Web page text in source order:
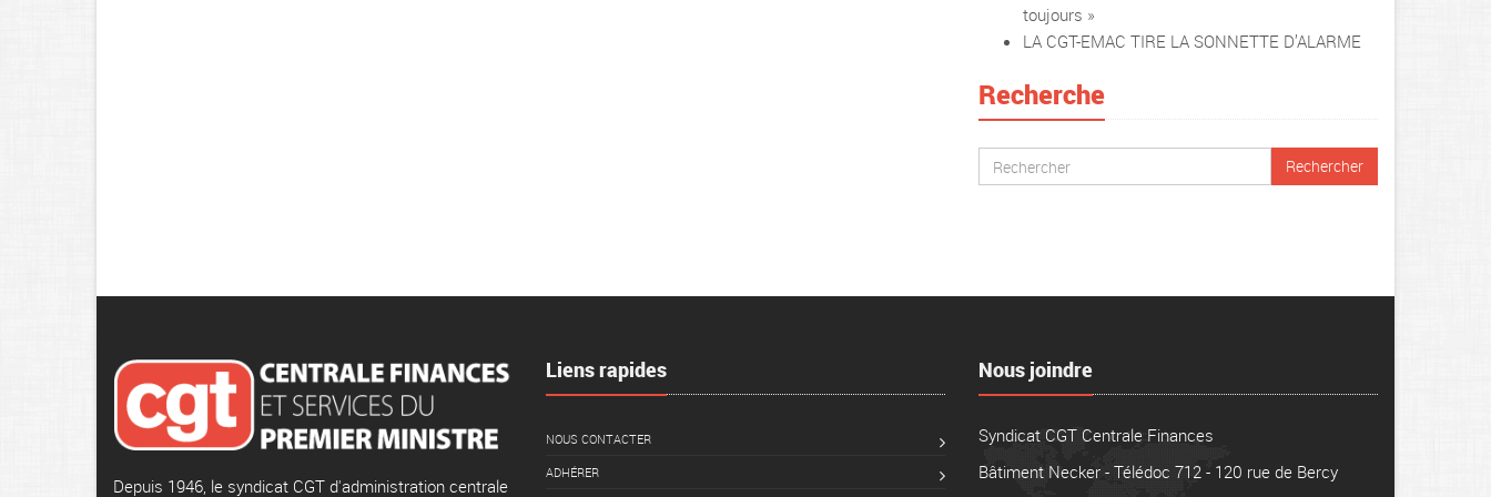
toujours »
LA CGT-EMAC TIRE LA SONNETTE D’ALARME
Recherche
Depuis 1946, le syndicat CGT d'administration centrale
Liens rapides
NOUS CONTACTER
ADHÉRER
Nous joindre
Syndicat CGT Centrale Finances
Bâtiment Necker - Télédoc 712 - 120 rue de Bercy